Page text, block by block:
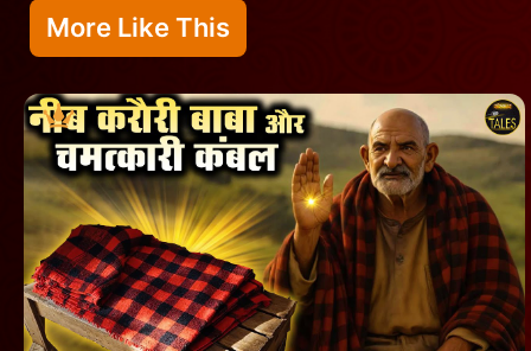
More Like This